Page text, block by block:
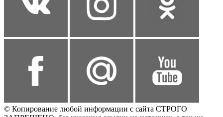
© Копирование любой информации с сайта СТРОГО